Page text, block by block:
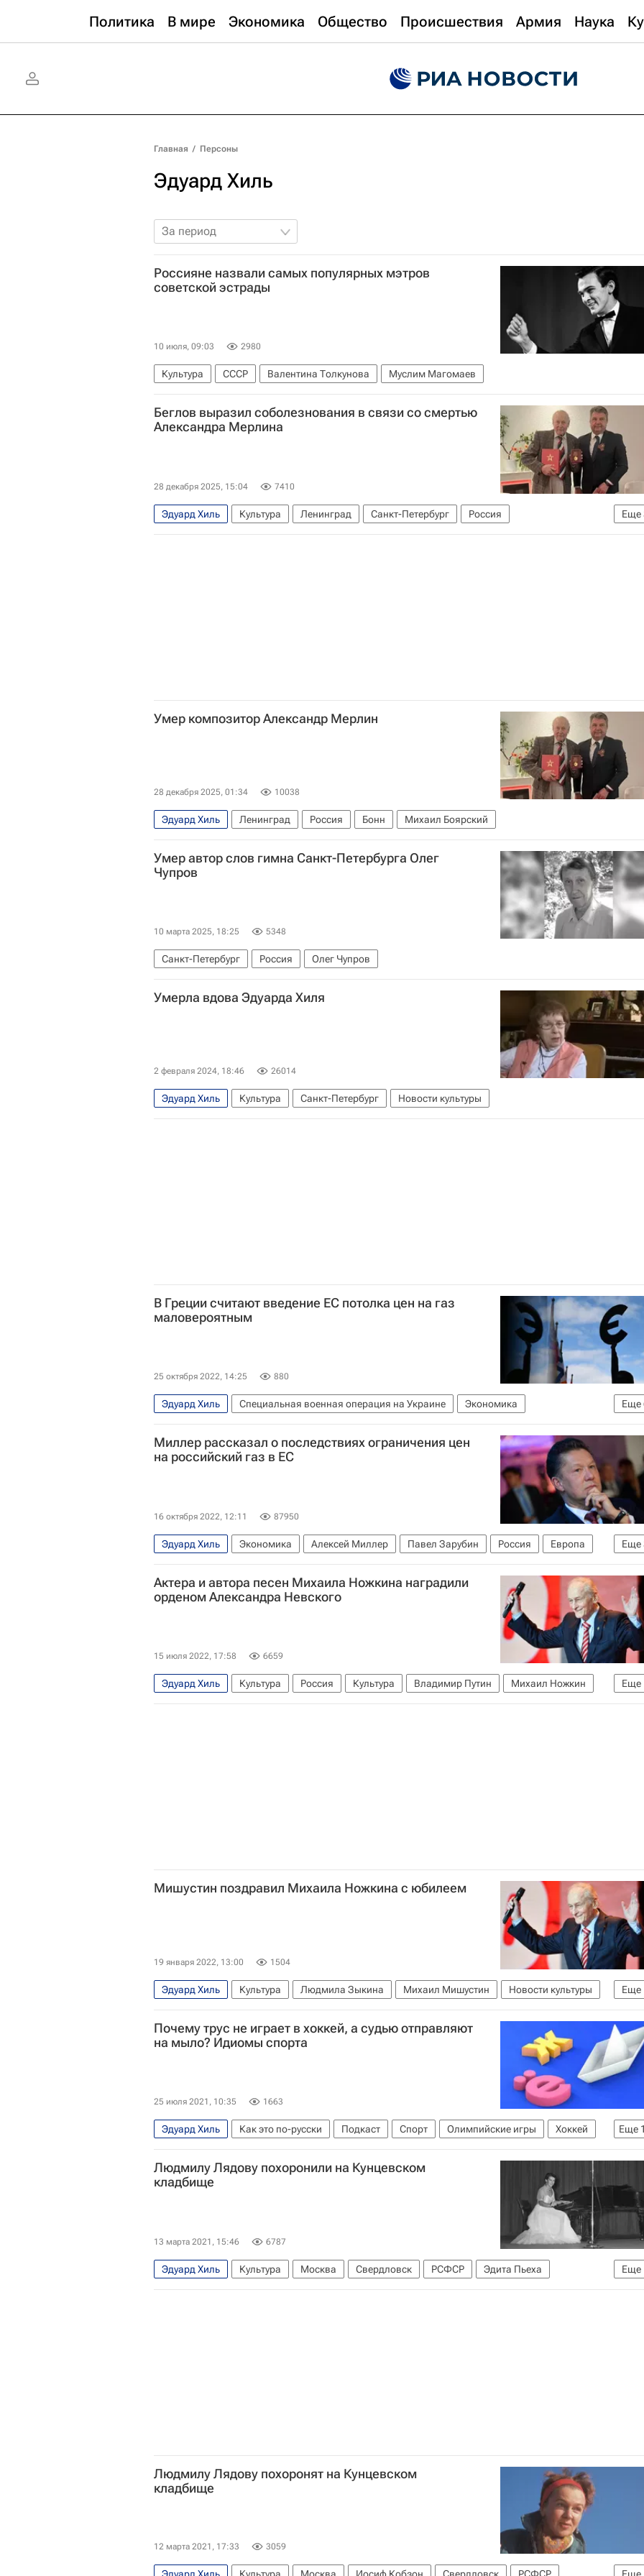
Политика В мире Экономика Общество Происшествия Армия Наука
Главная / Персоны
Эдуард Хиль
За период
Россияне назвали самых популярных мэтров
советской эстрады
10 июля, 09:03 2980
Культура СССР Валентина Толкунова Муслим Магомаев
Беглов выразил соболезнования в связи со смертью
Александра Мерлина
28 декабря 2025, 15:04 7410
Еще
Эдуард Хиль Культура Ленинград Санкт-Петербург
Россия
Александр Беглов
Михаил Боярский Общество
Умер композитор Александр Мерлин
28 декабря 2025, 01:34 10038
Эдуард Хиль Ленинград Россия Бонн Михаил Боярский
Умер автор слов гимна Санкт-Петербурга Олег
Чупров
10 марта 2025, 18:25 5348
Санкт-Петербург Россия Олег Чупров
Умерла вдова Эдуарда Хиля
2 февраля 2024, 18:46 26014
Эдуард Хиль Культура Санкт-Петербург Новости культуры
В Греции считают введение ЕС потолка цен на газ
маловероятным
25 октября 2022, 14:25 880
Еще
Эдуард Хиль Специальная военная операция на Украине
Экономика
Цены на нефть
Алексей Миллер Европа Греция Газпром Евросоюз
Миллер рассказал о последствиях ограничения цен
на российский газ в ЕС
16 октября 2022, 12:11 87950
Еще
Эдуард Хиль Экономика Алексей Миллер Павел Зарубин Россия
Европа
Газпром
Евросоюз Санкции в отношении России
Актера и автора песен Михаила Ножкина наградили
орденом Александра Невского
15 июля 2022, 17:58 6659
Еще
Эдуард Хиль Культура Россия Культура Владимир Путин
Михаил Ножкин
Людмила Зыкина
Мишустин поздравил Михаила Ножкина с юбилеем
19 января 2022, 13:00 1504
Еще
Эдуард Хиль Культура Людмила Зыкина Михаил Мишустин
Новости культуры
Михаил Ножкин
Почему трус не играет в хоккей, а судью отправляют
на мыло? Идиомы спорта
25 июля 2021, 10:35 1663
Еще
Эдуард Хиль Как это по-русски Подкаст Спорт Олимпийские игры
Хоккей
Образование - Общество
Образование история СССР
Александра Пахмутова
Николай Добронравов
Единый государственный экзамен (ЕГЭ)
Сергей Гребенников
КХЛ 2025-2026
Сочи
Людмилу Лядову похоронили на Кунцевском
кладбище
13 марта 2021, 15:46 6787
Еще
Эдуард Хиль Культура Москва Свердловск РСФСР
Эдита Пьеха
Людмила Лядова
Людмилу Лядову похоронят на Кунцевском
кладбище
12 марта 2021, 17:33 3059